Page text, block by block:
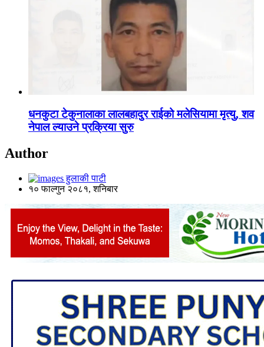
धनकुटा टेकुनालाका लालबहादुर राईको मलेसियामा मृत्यु, शव
नेपाल ल्याउने प्रक्रिया सुरु
Author
हुलाकी पाटी
१० फाल्गुन २०८१, शनिबार